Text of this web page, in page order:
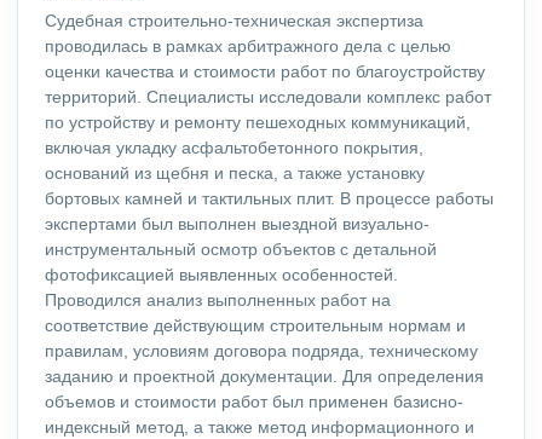
Судебная строительно-техническая экспертиза
проводилась в рамках арбитражного дела с целью
оценки качества и стоимости работ по благоустройству
территорий. Специалисты исследовали комплекс работ
по устройству и ремонту пешеходных коммуникаций,
включая укладку асфальтобетонного покрытия,
оснований из щебня и песка, а также установку
бортовых камней и тактильных плит. В процессе работы
экспертами был выполнен выездной визуально-
инструментальный осмотр объектов с детальной
фотофиксацией выявленных особенностей.
Проводился анализ выполненных работ на
соответствие действующим строительным нормам и
правилам, условиям договора подряда, техническому
заданию и проектной документации. Для определения
объемов и стоимости работ был применен базисно-
индексный метод, а также метод информационного и